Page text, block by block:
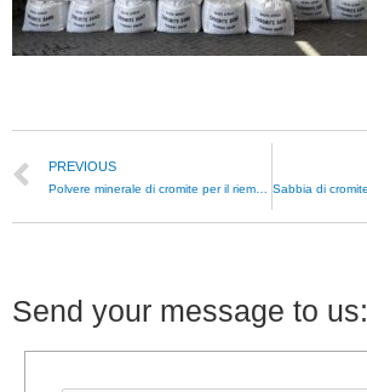
PREVIOUS
Send your message to us: